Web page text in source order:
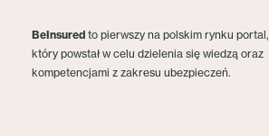
BeInsured to pierwszy na polskim rynku portal,
który powstał w celu dzielenia się wiedzą oraz
kompetencjami z zakresu ubezpieczeń.